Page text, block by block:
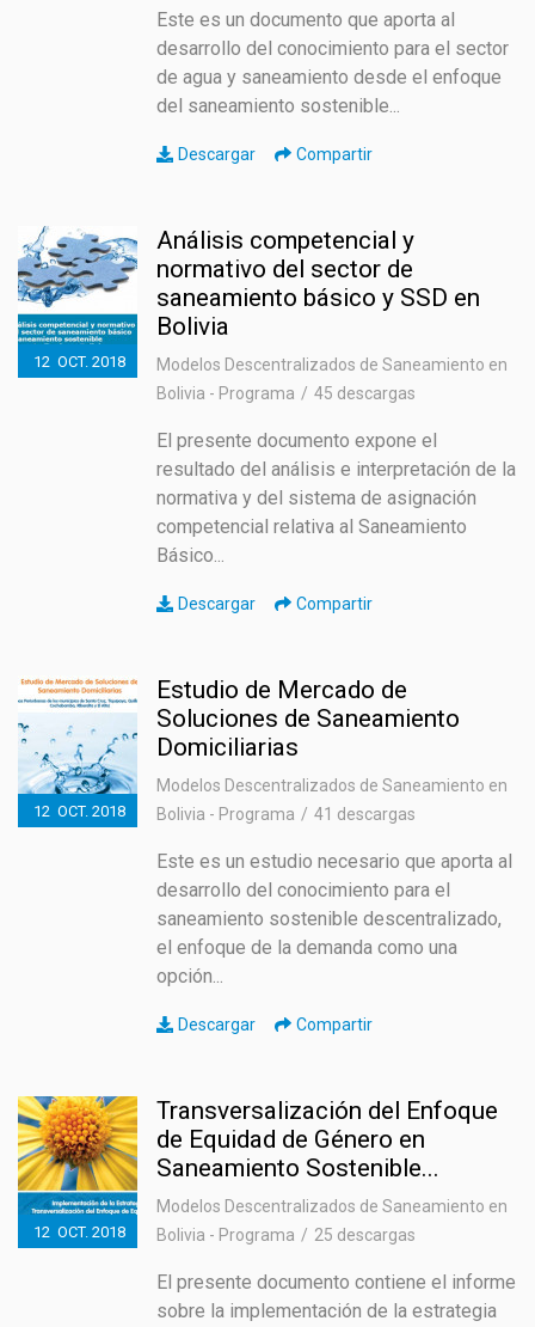
Este es un documento que aporta al
desarrollo del conocimiento para el sector
de agua y saneamiento desde el enfoque
del saneamiento sostenible...
Descargar Compartir
12 OCT. 2018
Análisis competencial y
normativo del sector de
saneamiento básico y SSD en
Bolivia
Modelos Descentralizados de Saneamiento en
Bolivia - Programa
45 descargas
El presente documento expone el
resultado del análisis e interpretación de la
normativa y del sistema de asignación
competencial relativa al Saneamiento
Básico...
Descargar Compartir
12 OCT. 2018
Estudio de Mercado de
Soluciones de Saneamiento
Domiciliarias
Modelos Descentralizados de Saneamiento en
Bolivia - Programa
41 descargas
Este es un estudio necesario que aporta al
desarrollo del conocimiento para el
saneamiento sostenible descentralizado,
el enfoque de la demanda como una
opción...
Descargar Compartir
12 OCT. 2018
Transversalización del Enfoque
de Equidad de Género en
Saneamiento Sostenible...
Modelos Descentralizados de Saneamiento en
Bolivia - Programa
25 descargas
El presente documento contiene el informe
sobre la implementación de la estrategia